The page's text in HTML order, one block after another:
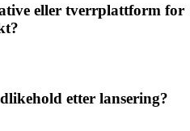
eller tverrplattform for
etter lansering?